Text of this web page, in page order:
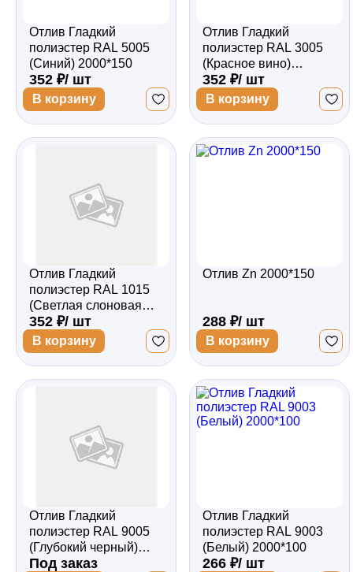
Отлив Гладкий
полиэстер RAL 5005
(Синий) 2000*150
352 ₽/ шт
В корзину
Отлив Гладкий
полиэстер RAL 3005
(Красное вино)
2000*150
352 ₽/ шт
В корзину
Отлив Гладкий
полиэстер RAL 1015
(Светлая слоновая
кость) 2000*150
352 ₽/ шт
В корзину
Отлив Zn 2000*150
288 ₽/ шт
В корзину
Отлив Гладкий
полиэстер RAL 9005
(Глубокий черный)
2000*100
Под заказ
Отлив Гладкий
полиэстер RAL 9003
(Белый) 2000*100
266 ₽/ шт